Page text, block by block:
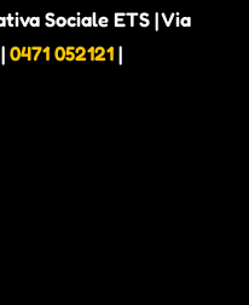
Sociale ETS | Via
0471 052121 |